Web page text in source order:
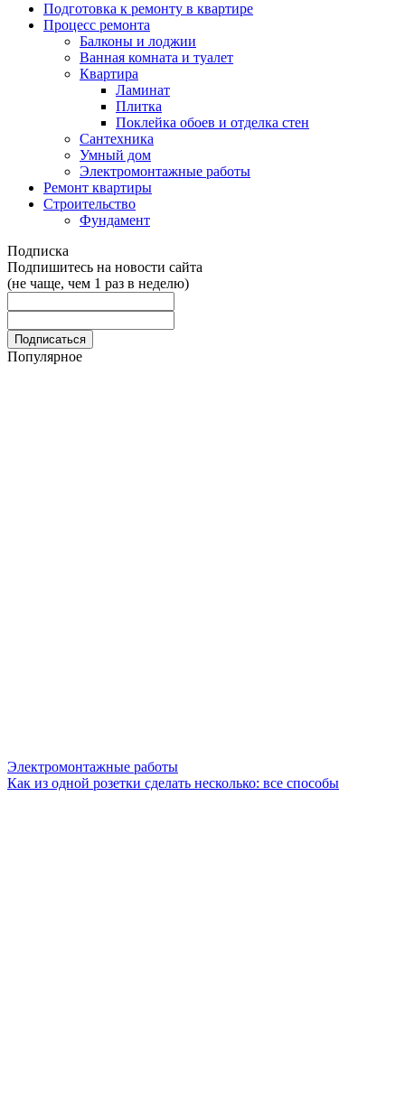
Подготовка к ремонту в квартире
Процесс ремонта
Балконы и лоджии
Ванная комната и туалет
Квартира
Ламинат
Плитка
Поклейка обоев и отделка стен
Сантехника
Умный дом
Электромонтажные работы
Ремонт квартиры
Строительство
Фундамент
Подписка
Подпишитесь на новости сайта
(не чаще, чем 1 раз в неделю)
Популярное
Электромонтажные работы
Как из одной розетки сделать несколько: все способы